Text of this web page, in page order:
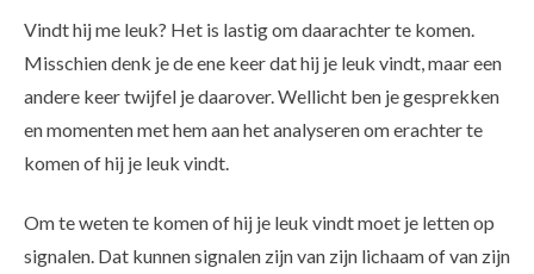
Vindt hij me leuk? Het is lastig om daarachter te komen.
Misschien denk je de ene keer dat hij je leuk vindt, maar een
andere keer twijfel je daarover. Wellicht ben je gesprekken
en momenten met hem aan het analyseren om erachter te
komen of hij je leuk vindt.
Om te weten te komen of hij je leuk vindt moet je letten op
signalen. Dat kunnen signalen zijn van zijn lichaam of van zijn